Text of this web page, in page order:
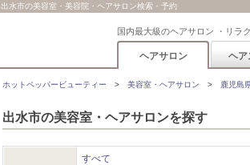
出水市の美容室・美容院・ヘアサロン検索・予約
国内最大級のヘアサロン ・リラ
ヘアサロン ヘア
ホットペッパービューティー 美容室・ヘアサロン 鹿児島
出水市の美容室・ヘアサロンを探す
すべて